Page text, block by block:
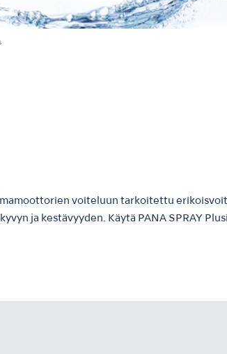
voiteluun tarkoitettu
ja kestävyyden. Käytä PANA SPRAY